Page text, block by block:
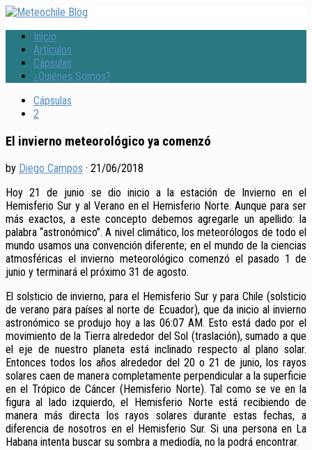
Inicio
Artículos
Cápsulas
¿Quiénes Somos?
Cápsulas
2
El invierno meteorológico ya comenzó
by Diego Campos · 21/06/2018
Hoy 21 de junio se dio inicio a la estación de Invierno en el
Hemisferio Sur y al Verano en el Hemisferio Norte. Aunque para ser
más exactos, a este concepto debemos agregarle un apellido: la
palabra “astronómico”. A nivel climático, los meteorólogos de todo el
mundo usamos una convención diferente; en el mundo de la ciencias
atmosféricas el invierno meteorológico comenzó el pasado 1 de
junio y terminará el próximo 31 de agosto.
El solsticio de invierno, para el Hemisferio Sur y para Chile (solsticio
de verano para países al norte de Ecuador), que da inicio al invierno
astronómico se produjo hoy a las 06:07 AM. Esto está dado por el
movimiento de la Tierra alrededor del Sol (traslación), sumado a que
el eje de nuestro planeta está inclinado respecto al plano solar.
Entonces todos los años alrededor del 20 o 21 de junio, los rayos
solares caen de manera completamente perpendicular a la superficie
en el Trópico de Cáncer (Hemisferio Norte). Tal como se ve en la
figura al lado izquierdo, el Hemisferio Norte está recibiendo de
manera más directa los rayos solares durante estas fechas, a
diferencia de nosotros en el Hemisferio Sur. Si una persona en La
Habana intenta buscar su sombra a mediodía, no la podrá encontrar.